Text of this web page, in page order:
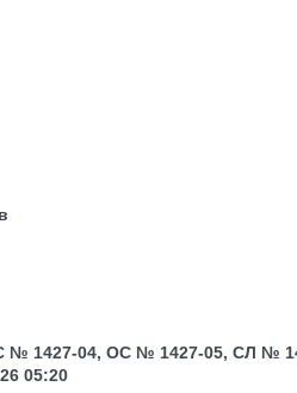
1427-04, ОС № 1427-05, СЛ №
05:20